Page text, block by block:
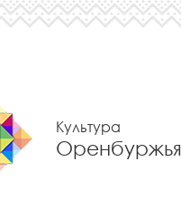
Культура
Оренбуржья